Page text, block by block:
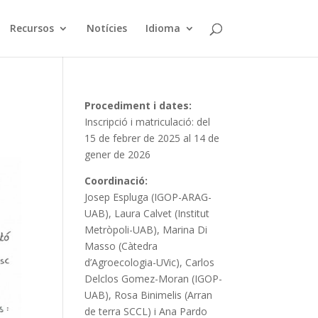
Recursos Notícies Idioma
Procediment i dates:
Inscripció i matriculació: del
15 de febrer de 2025 al 14 de
gener de 2026
Coordinació:
Josep Espluga (IGOP-ARAG-
UAB), Laura Calvet (Institut
Metròpoli-UAB), Marina Di
Masso (Càtedra
d’Agroecologia-UVic), Carlos
Delclos Gomez-Moran (IGOP-
UAB), Rosa Binimelis (Arran
de terra SCCL) i Ana Pardo